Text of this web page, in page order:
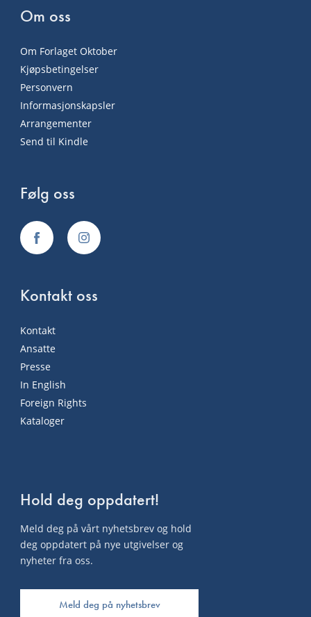
Om oss
Om Forlaget Oktober
Kjøpsbetingelser
Personvern
Informasjonskapsler
Arrangementer
Send til Kindle
Følg oss
Kontakt oss
Kontakt
Ansatte
Presse
In English
Foreign Rights
Kataloger
Hold deg oppdatert!
Meld deg på vårt nyhetsbrev og hold
deg oppdatert på nye utgivelser og
nyheter fra oss.
Meld deg på nyhetsbrev